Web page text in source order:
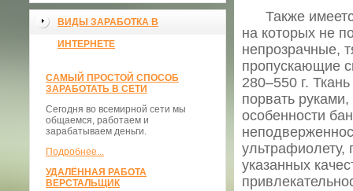
ВИДЫ ЗАРАБОТКА В
ИНТЕРНЕТЕ
САМЫЙ ПРОСТОЙ СПОСОБ
ЗАРАБОТАТЬ В СЕТИ
Сегодня во всемирной сети мы
общаемся, работаем и
зарабатываем деньги.
Подробнее...
УДАЛЁННАЯ РАБОТА
ВЕРСТАЛЬЩИК
Также
на которых не
непрозрачные,
пропускающие
280–550 г.
порвать
особенности
ультрафиолету,
указанных